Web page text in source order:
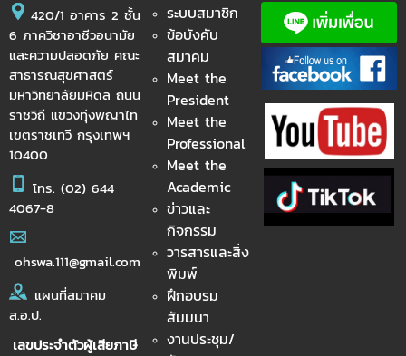
420/1 อาคาร 2 ชั้น
6 ภาควิชาอาชีวอนามัย
และความปลอดภัย คณะ
สาธารณสุขศาสตร์
มหาวิทยาลัยมหิดล ถนน
ราชวิถี แขวงทุ่งพญาไท
เขตราชเทวี กรุงเทพฯ
10400
โทร. (02) 644
4067-8
ohswa.111@gmail.com
แผนที่สมาคม
ส.อ.ป.
เลขประจำตัวผู้เสียภาษี
ระบบสมาชิก
ข้อบังคับ
สมาคม
Meet the
President
Meet the
Professional
Meet the
Academic
ข่าวและ
กิจกรรม
วารสารและสิ่ง
พิมพ์
ฝึกอบรม
สัมมนา
งานประชุม/